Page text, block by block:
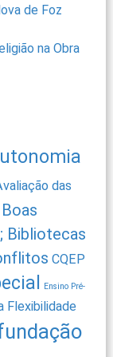
de Foz
na Obra
das
Boas
Bibliotecas
CQEP
Ensino Pré-
Flexibilidade